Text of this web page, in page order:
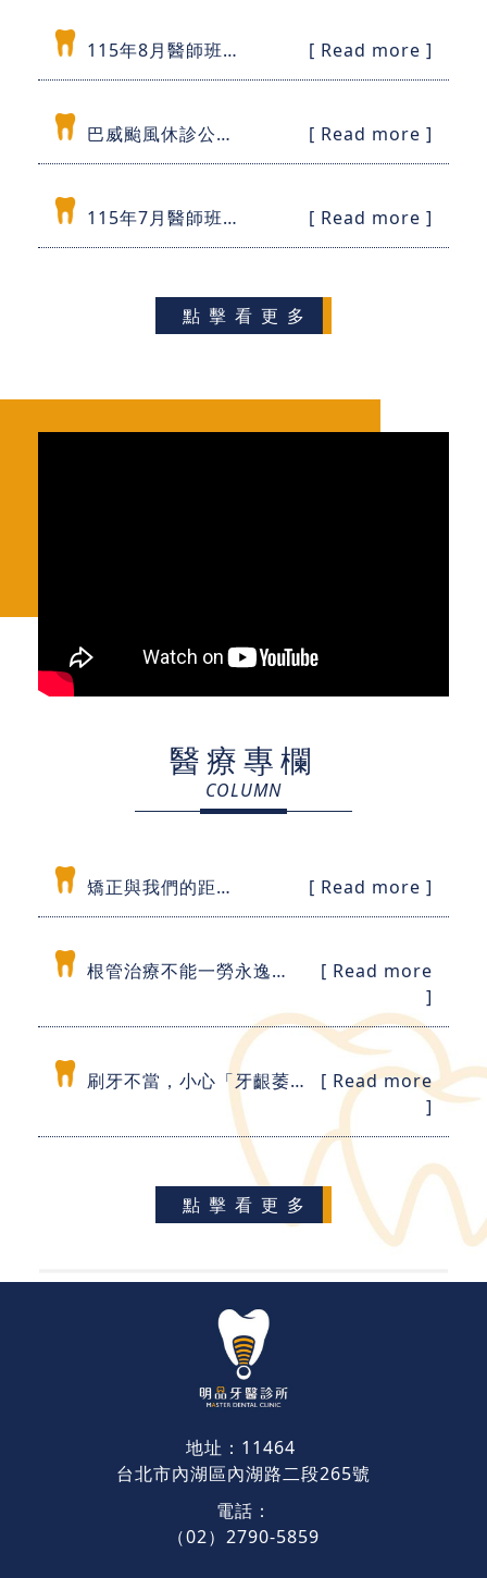
115年8月醫師班表 [ Read more ]
巴威颱風休診公告 [ Read more ]
115年7月醫師班表 [ Read more ]
點擊看更多
醫療專欄
COLUMN
矯正與我們的距離 [ Read more ]
根管治療不能一勞永逸 4種狀況牙痛復發
[ Read more
]
刷牙不當，小心「牙齦萎縮」 3步驟自我檢視
[ Read more
]
點擊看更多
地址：11464
台北市內湖區內湖路二段265號
電話：
（02）2790-5859